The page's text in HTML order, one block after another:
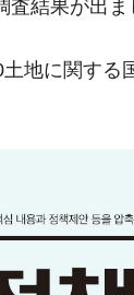
50.5％」に上昇
家が行った恐
過剰生産が世界
般的「不調」
結果が出ま
地に関する